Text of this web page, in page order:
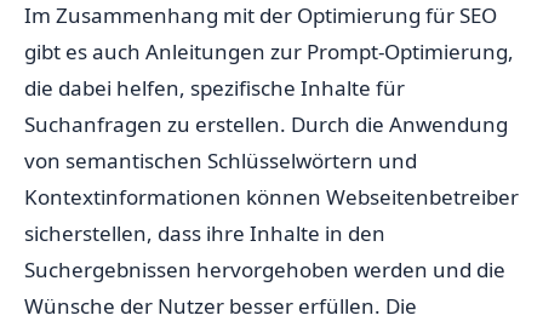
Im Zusammenhang mit der Optimierung für SEO
gibt es auch Anleitungen zur Prompt-Optimierung,
die dabei helfen, spezifische Inhalte für
Suchanfragen zu erstellen. Durch die Anwendung
von semantischen Schlüsselwörtern und
Kontextinformationen können Webseitenbetreiber
sicherstellen, dass ihre Inhalte in den
Suchergebnissen hervorgehoben werden und die
Wünsche der Nutzer besser erfüllen. Die